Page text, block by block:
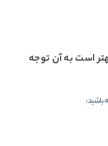
است به آن توجه
باشید: